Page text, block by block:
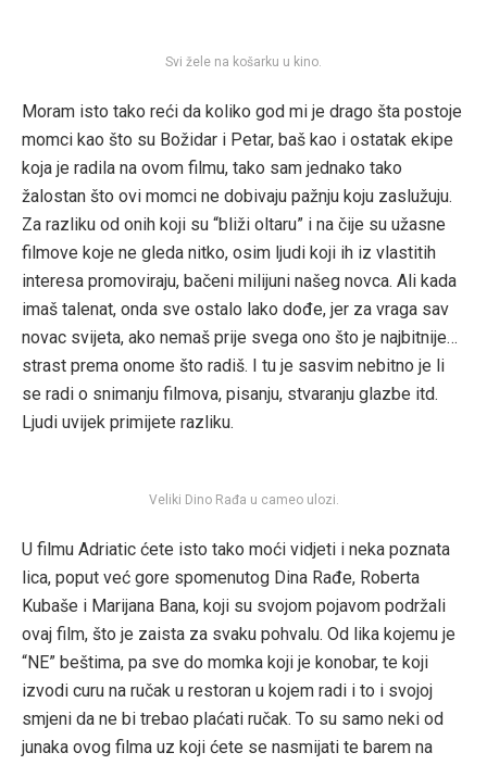
Svi žele na košarku u kino.
Moram isto tako reći da koliko god mi je drago šta postoje
momci kao što su Božidar i Petar, baš kao i ostatak ekipe
koja je radila na ovom filmu, tako sam jednako tako
žalostan što ovi momci ne dobivaju pažnju koju zaslužuju.
Za razliku od onih koji su “bliži oltaru” i na čije su užasne
filmove koje ne gleda nitko, osim ljudi koji ih iz vlastitih
interesa promoviraju, bačeni milijuni našeg novca. Ali kada
imaš talenat, onda sve ostalo lako dođe, jer za vraga sav
novac svijeta, ako nemaš prije svega ono što je najbitnije…
strast prema onome što radiš. I tu je sasvim nebitno je li
se radi o snimanju filmova, pisanju, stvaranju glazbe itd.
Ljudi uvijek primijete razliku.
Veliki Dino Rađa u cameo ulozi.
U filmu Adriatic ćete isto tako moći vidjeti i neka poznata
lica, poput već gore spomenutog Dina Rađe, Roberta
Kubaše i Marijana Bana, koji su svojom pojavom podržali
ovaj film, što je zaista za svaku pohvalu. Od lika kojemu je
“NE” beštima, pa sve do momka koji je konobar, te koji
izvodi curu na ručak u restoran u kojem radi i to i svojoj
smjeni da ne bi trebao plaćati ručak. To su samo neki od
junaka ovog filma uz koji ćete se nasmijati te barem na